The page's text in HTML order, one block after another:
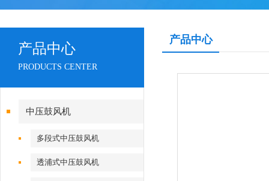
产品中心
PRODUCTS CENTER
中压鼓风机
多段式中压鼓风机
透浦式中压鼓风机
产品中心